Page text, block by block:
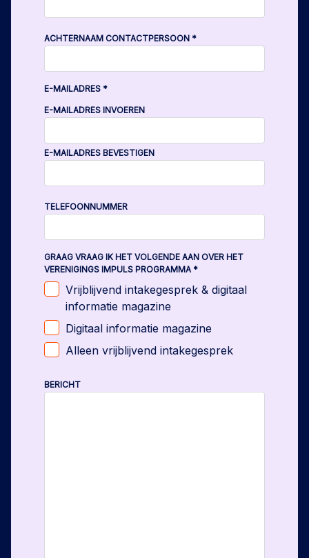
ACHTERNAAM CONTACTPERSOON *
E-MAILADRES *
E-MAILADRES INVOEREN
E-MAILADRES BEVESTIGEN
TELEFOONNUMMER
GRAAG VRAAG IK HET VOLGENDE AAN OVER HET
VERENIGINGS IMPULS PROGRAMMA *
Vrijblijvend intakegesprek & digitaal
informatie magazine
Digitaal informatie magazine
Alleen vrijblijvend intakegesprek
BERICHT